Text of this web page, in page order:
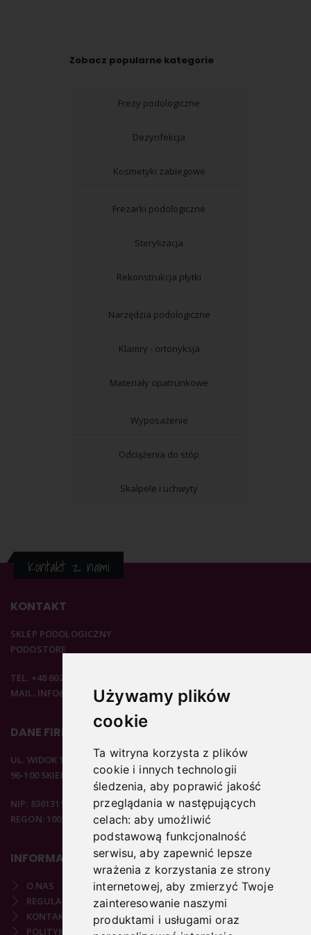
Używamy plików
cookie
Ta witryna korzysta z plików
cookie i innych technologii
śledzenia, aby poprawić jakość
przeglądania w następujących
celach:aby umożliwić
podstawową funkcjonalność
serwisu,aby zapewnić lepsze
wrażenia z korzystania ze strony
internetowej,aby zmierzyć Twoje
zainteresowanie naszymi
produktami i usługami oraz
Zobacz popularne kategorie
Frezy podologiczne
Dezynfekcja
Kosmetyki zabiegowe
Frezarki podologiczne
Sterylizacja
Rekonstrukcja płytki
Narzędzia podologiczne
Klamry - ortonyksja
Materiały opatrunkowe
Wyposażenie
Odciążenia do stóp
Skalpele i uchwyty
Kontakt z nami
KONTAKT
SKLEP PODOLOGICZNY
PODOSTORE
TEL. +48 602 537 894
MAIL. INFO@PODOSTORE.PL
DANE FIRMOWE
UL. WIDOK 15B
96-100 SKIERNIEWICE
NIP: 8361319313
REGON: 100297020
INFORMACJE
O NAS
REGULAMIN
KONTAKT
POLITYKA PRYWATNOŚCI